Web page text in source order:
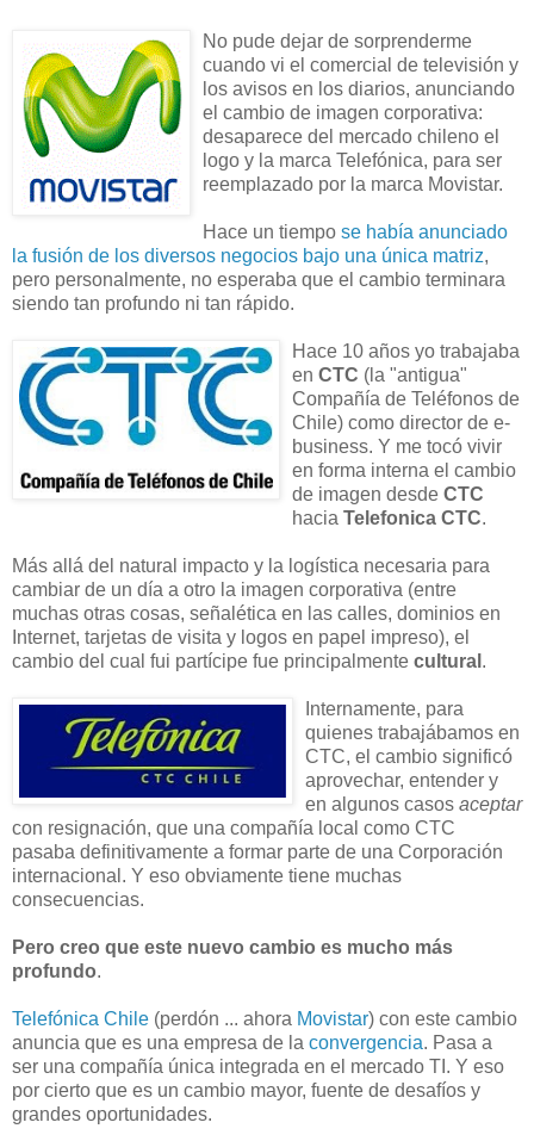
No pude dejar de sorprenderme
cuando vi el comercial de televisión y
los avisos en los diarios, anunciando
el cambio de imagen corporativa:
desaparece del mercado chileno el
logo y la marca Telefónica, para ser
reemplazado por la marca Movistar.
Hace un tiempo se había anunciado
la fusión de los diversos negocios bajo una única matriz,
pero personalmente, no esperaba que el cambio terminara
siendo tan profundo ni tan rápido.
Hace 10 años yo trabajaba
en CTC (la "antigua"
Compañía de Teléfonos de
Chile) como director de e-
business. Y me tocó vivir
en forma interna el cambio
de imagen desde CTC
hacia Telefonica CTC.
Más allá del natural impacto y la logística necesaria para
cambiar de un día a otro la imagen corporativa (entre
muchas otras cosas, señalética en las calles, dominios en
Internet, tarjetas de visita y logos en papel impreso), el
cambio del cual fui partícipe fue principalmente cultural .
Internamente, para
quienes trabajábamos en
CTC, el cambio significó
aprovechar, entender y
en algunos casos aceptar
con resignación, que una compañía local como CTC
pasaba definitivamente a formar parte de una Corporación
internacional. Y eso obviamente tiene muchas
consecuencias.
Pero creo que este nuevo cambio es mucho más
profundo.
Telefónica Chile (perdón ... ahora Movistar) con este cambio
anuncia que es una empresa de la convergencia. Pasa a
ser una compañía única integrada en el mercado TI. Y eso
por cierto que es un cambio mayor, fuente de desafíos y
grandes oportunidades.